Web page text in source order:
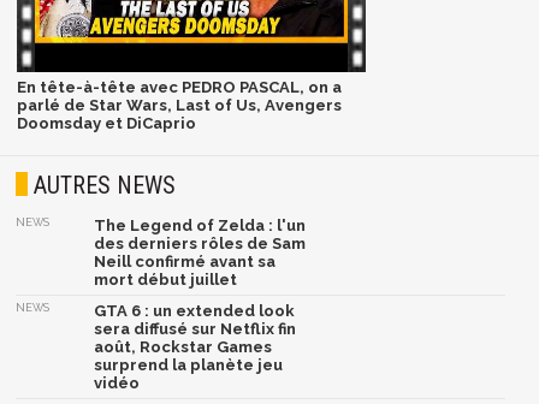
En tête-à-tête avec PEDRO PASCAL, on a
parlé de Star Wars, Last of Us, Avengers
Doomsday et DiCaprio
AUTRES NEWS
NEWS
The Legend of Zelda : l'un
des derniers rôles de Sam
Neill confirmé avant sa
mort début juillet
NEWS
GTA 6 : un extended look
sera diffusé sur Netflix fin
août, Rockstar Games
surprend la planète jeu
vidéo